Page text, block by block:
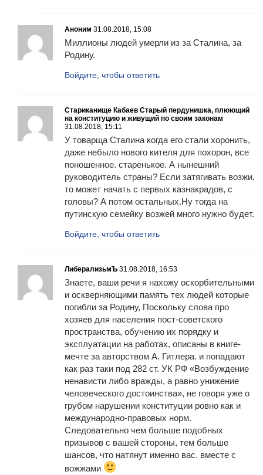
Аноним 31.08.2018, 15:08
Миллионы людей умерли из за Сталина, за
Родину.
Войдите, чтобы ответить
Стариканище Кабаев Старый пердунишка, плюющий
на конституцию и живущий по своим законам
31.08.2018, 15:11
У товарща Сталина когда его стали хоронить,
даже небыло нового кителя для похорон, все
поношенное. старенькое. А нынешний
руководитель страны? Если затягивать возжи,
то может начать с первых казнакрадов, с
головы? А потом остальных.Ну тогда на
путинскую семейку возжей много нужно будет.
Войдите, чтобы ответить
ЛиберализьмЪ 31.08.2018, 16:53
Знаете, ваши речи я нахожу оскорбительными
и оскверняющими память тех людей которые
погибли за Родину, Поскольку слова про
хозяев для населения пост-советского
пространства, обучению их порядку и
эксплуатации на работах, описаны в книге-
мечте за авторством А. Гитлера. и попадают
как раз таки под 282 ст. УК РФ «Возбуждение
ненависти либо вражды, а равно унижение
человеческого достоинства», не говоря уже о
грубом нарушении конституции ровно как и
международно-правовых норм.
Следовательно чем больше подобных
призывов с вашей стороны, тем больше
шансов, что натянут именно вас. вместе с
вожжами